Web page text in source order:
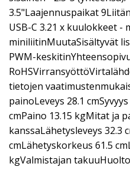
3.5"Laajennuspaikat
USB-C 3.21 x kuulokkeet
miniliitinMuutaSisältyvät
PWM-
tietojen
painoLeveys 28.1
cmPaino 13.15 kgMitat ja
kanssaLähetysleveys 32.3
cmLähetyskorkeus 61.5
kgValmistajan